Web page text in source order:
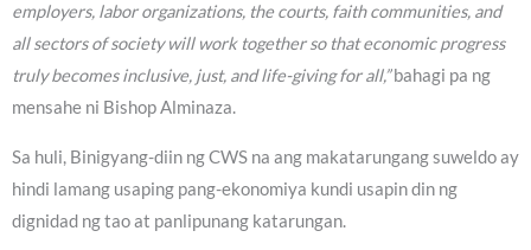
employers, labor organizations, the courts, faith communities, and
all sectors of society will work together so that economic progress
truly becomes inclusive, just, and life-giving for all,”bahagi pa ng
mensahe ni Bishop Alminaza.
Sa huli, Binigyang-diin ng CWS na ang makatarungang suweldo ay
hindi lamang usaping pang-ekonomiya kundi usapin din ng
dignidad ng tao at panlipunang katarungan.